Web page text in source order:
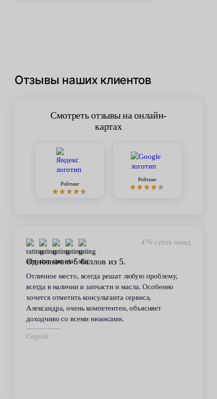
Отзывы наших клиентов
Смотреть отзывы на онлайн-
картах
Рейтинг
Рейтинг
476 суток назад
Однозначно 5 баллов из 5.
Отличное место, всегда решат любую проблему,
всегда в наличии и запчасти и масла. Особенно
хочется отметить консультанта сервиса,
Александра, очень компетентен, объясняет
доходчиво со всеми нюансами.
Сергей